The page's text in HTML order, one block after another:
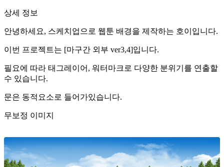
상세 정보
안녕하세요, 스케치업으로 웹툰 배경을 제작하는 호이입니다.
이번 프로젝트는 [마구간 외부 ver3,4]입니다.
필요에 따라 태그레이어, 워터마크로 다양한 분위기를 연출할
수 있습니다.
문은 동적요소로 들어가있습니다.
무보정 이미지